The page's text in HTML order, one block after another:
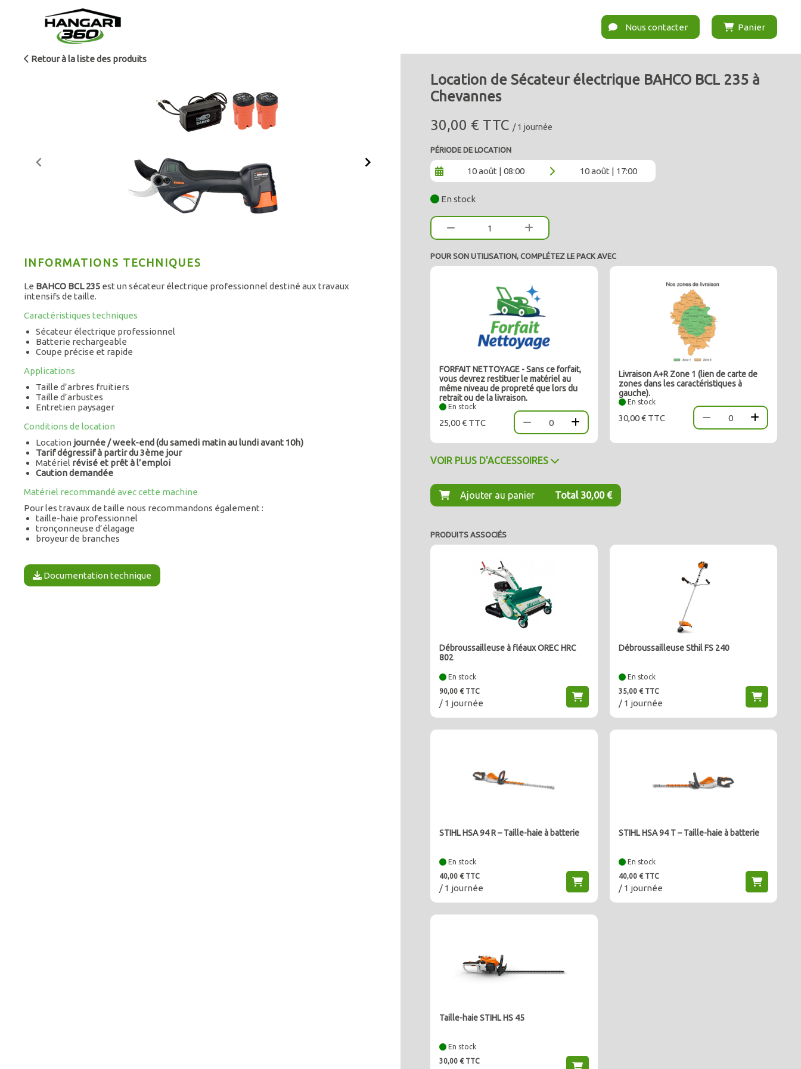
Nous contacter Panier
Retour à la liste des produits
Item
1
2
INFORMATIONS TECHNIQUES
Le BAHCO BCL 235 est un sécateur électrique professionnel destiné aux travaux
intensifs de taille.
Caractéristiques techniques
Sécateur électrique professionnel
Batterie rechargeable
Coupe précise et rapide
Applications
Taille d’arbres fruitiers
Taille d’arbustes
Entretien paysager
Conditions de location
Location journée / week-end (du samedi matin au lundi avant 10h)
Tarif dégressif à partir du 3ème jour
Matériel révisé et prêt à l’emploi
Caution demandée
Matériel recommandé avec cette machine
Pour les travaux de taille nous recommandons également :
taille-haie professionnel
tronçonneuse d’élagage
broyeur de branches
Documentation technique
Location de Sécateur électrique BAHCO BCL 235 à
Chevannes
30,00 € TTC / 1 journée
PÉRIODE DE LOCATION
10 août | 08:00 10 août | 17:00
En stock
1
POUR SON UTILISATION, COMPLÉTEZ LE PACK AVEC
FORFAIT NETTOYAGE - Sans ce forfait,
vous devrez restituer le matériel au
même niveau de propreté que lors du
retrait ou de la livraison.
En stock
25,00 € TTC 0
Livraison A+R Zone 1 (lien de carte de
zones dans les caractéristiques à
gauche).
En stock
30,00 € TTC 0
VOIR PLUS D'ACCESSOIRES
Ajouter au panier Total 30,00 €
PRODUITS ASSOCIÉS
Débroussailleuse à fléaux OREC HRC
802
En stock
90,00 € TTC
/ 1 journée
Débroussailleuse Sthil FS 240
En stock
35,00 € TTC
/ 1 journée
STIHL HSA 94 R – Taille-haie à batterie
En stock
40,00 € TTC
/ 1 journée
STIHL HSA 94 T – Taille-haie à batterie
En stock
40,00 € TTC
/ 1 journée
Taille-haie STIHL HS 45
En stock
30,00 € TTC